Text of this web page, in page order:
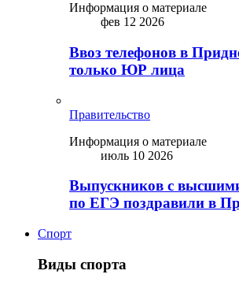
Информация о материале
фев 12 2026
Ввоз телефонов в
только ЮР лица
Правительство
Информация о материале
июль 10 2026
Выпускников с
по ЕГЭ поздравили в
Спорт
Виды спорта